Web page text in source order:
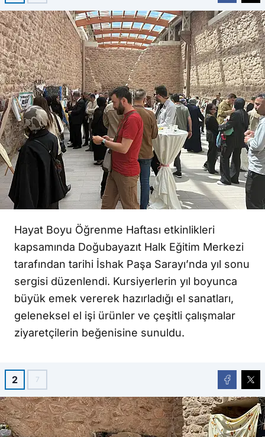
Hayat Boyu Öğrenme Haftası etkinlikleri
kapsamında Doğubayazıt Halk Eğitim Merkezi
tarafından tarihi İshak Paşa Sarayı’nda yıl sonu
sergisi düzenlendi. Kursiyerlerin yıl boyunca
büyük emek vererek hazırladığı el sanatları,
geleneksel el işi ürünler ve çeşitli çalışmalar
ziyaretçilerin beğenisine sunuldu.
2 7